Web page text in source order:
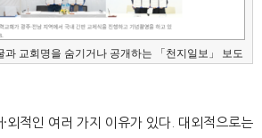
교회명을 숨기거나 공개하는 「천지일보」 보도
외적인 여러 가지 이유가 있다. 대외적으로는